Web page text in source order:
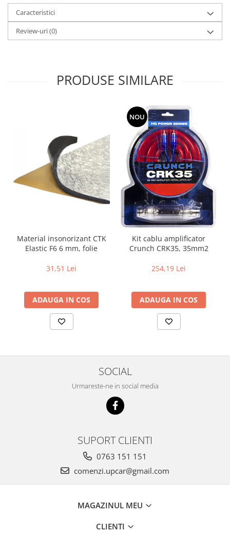
Caracteristici
Review-uri(0)
PRODUSE SIMILARE
Material insonorizant CTK
Elastic F6 6 mm, folie
31,51 Lei
ADAUGA IN COS
NOU
Kit cablu amplificator
Crunch CRK35, 35mm2
254,19 Lei
ADAUGA IN COS
SOCIAL
Urmareste-ne in social media
SUPORT CLIENTI
0763 151 151
comenzi.upcar@gmail.com
MAGAZINUL MEU
CLIENTI